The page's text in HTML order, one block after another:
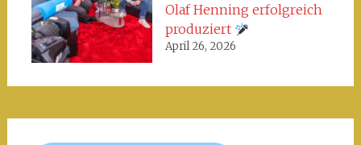
Olaf Henning erfolgreich
produziert
April 26, 2026